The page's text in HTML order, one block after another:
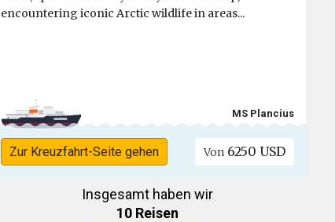
encountering iconic Arctic wildlife in areas...
MS Plancius
Zur Kreuzfahrt-Seite gehen Von 6250 USD
Insgesamt haben wir
10 Reisen